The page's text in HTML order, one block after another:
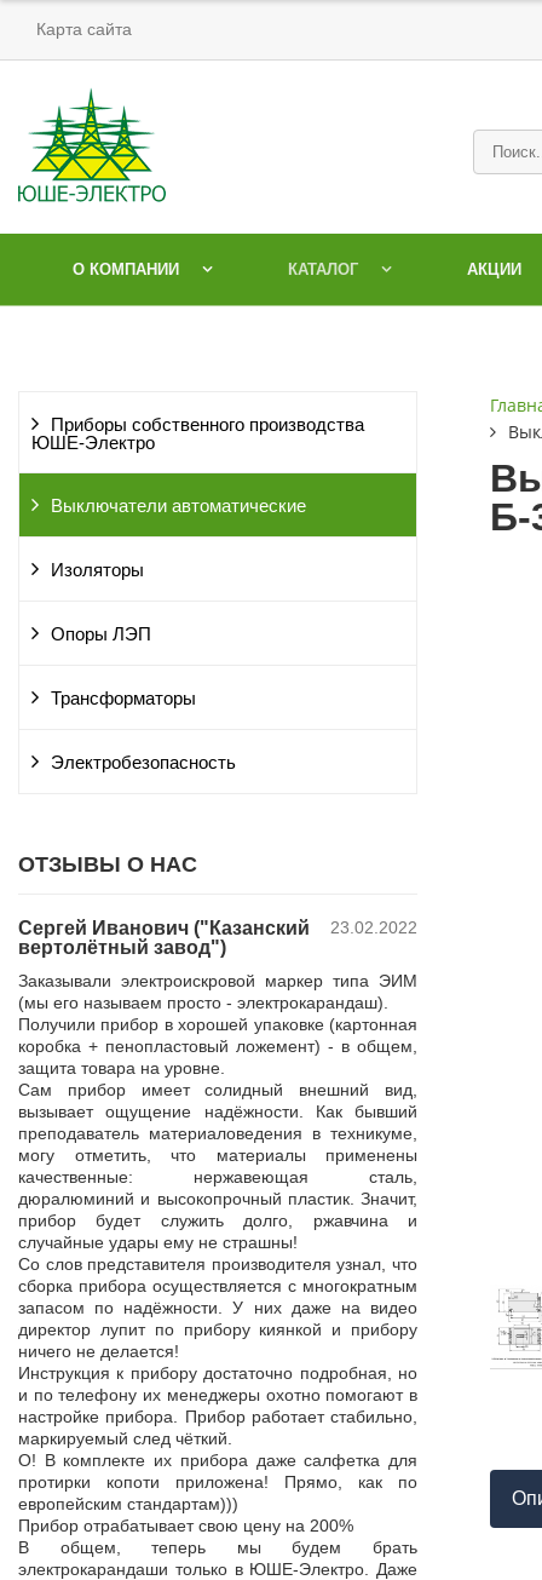
Карта сайта
О КОМПАНИИ КАТАЛОГ АКЦИИ
Приборы собственного производства
ЮШЕ-Электро
Выключатели автоматические
Изоляторы
Опоры ЛЭП
Трансформаторы
Электробезопасность
ОТЗЫВЫ О НАС
Сергей Иванович ("Казанский
вертолётный завод")
23.02.2022
Заказывали электроискровой маркер типа ЭИМ
(мы его называем просто - электрокарандаш).
Получили прибор в хорошей упаковке (картонная
коробка + пенопластовый ложемент) - в общем,
защита товара на уровне.
Сам прибор имеет солидный внешний вид,
вызывает ощущение надёжности. Как бывший
преподаватель материаловедения в техникуме,
могу отметить, что материалы применены
качественные: нержавеющая сталь,
дюралюминий и высокопрочный пластик. Значит,
прибор будет служить долго, ржавчина и
случайные удары ему не страшны!
Со слов представителя производителя узнал, что
сборка прибора осуществляется с многократным
запасом по надёжности. У них даже на видео
директор лупит по прибору киянкой и прибору
ничего не делается!
Инструкция к прибору достаточно подробная, но
и по телефону их менеджеры охотно помогают в
настройке прибора. Прибор работает стабильно,
маркируемый след чёткий.
О! В комплекте их прибора даже салфетка для
протирки копоти приложена! Прямо, как по
европейским стандартам)))
Прибор отрабатывает свою цену на 200%
В общем, теперь мы будем брать
электрокарандаши только в ЮШЕ-Электро. Даже
Владимир
Компания
110 кВ для
Продукция
Наоборот,
качества,
На
Приятно
поставщиком!
Б-